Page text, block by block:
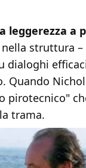
leggerezza a
struttura –
dialoghi
Quando
pirotecnico"
trama.